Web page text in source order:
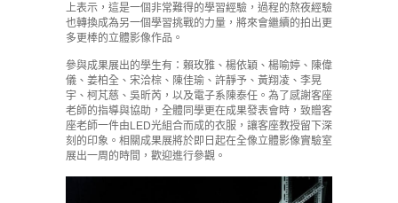
上表示，這是一個非常難得的學習經驗，過程的熬夜經驗
也轉換成為另一個學習挑戰的力量，將來會繼續的拍出更
多更棒的立體影像作品。
參與成果展出的學生有：賴玫雅、楊依穎、楊喻婷、陳偉
儀、姜柏全、宋洽棕、陳佳瑜、許靜予、黃翔凌、李晃
宇、柯芃慈、吳昕芮，以及電子系陳泰任。為了感謝客座
老師的指導與協助，全體同學更在成果發表會時，致贈客
座老師一件由LED光組合而成的衣服，讓客座教授留下深
刻的印象。相關成果展將於即日起在全像立體影像實驗室
展出一周的時間，歡迎進行參觀。